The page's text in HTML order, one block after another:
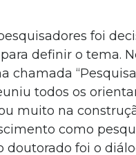
foi
definir o tema.
chamada
todos os
muito na
como
doutorado foi o